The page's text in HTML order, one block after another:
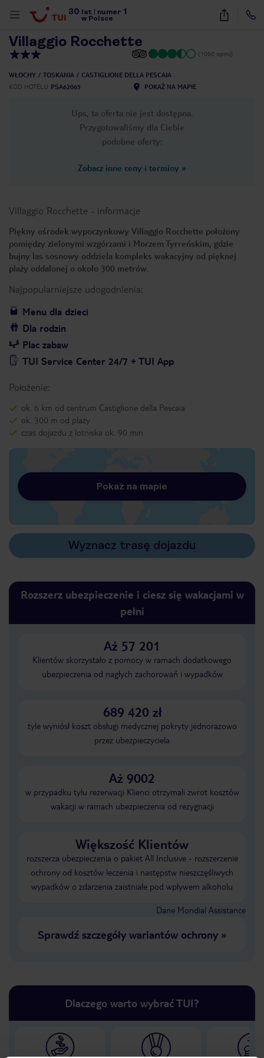
30 lat numer 1
w Polsce
58
Villaggio Rocchette
(1060 opinii)
WŁOCHY TOSKANIA
CASTIGLIONE DELLA PESCAIA
KOD HOTELU PSA62065 POKAŻ NA MAPIE
Ups, ta oferta nie jest dostępna.
Przygotowaliśmy dla Ciebie
podobne oferty:
Zobacz inne ceny i terminy »
Villaggio Rocchette - informacje
Piękny ośrodek wypoczynkowy Villaggio Rocchette położony
pomiędzy zielonymi wzgórzami i Morzem Tyrreńskim, gdzie
bujny las sosnowy oddziela kompleks wakacyjny od pięknej
plaży oddalonej o około 300 metrów.
Najpopularniejsze udogodnienia:
Menu dla dzieci
Dla rodzin
Plac zabaw
TUI Service Center 24/7 + TUI App
Położenie:
ok. 6 km od centrum Castiglione della Pescaia
ok. 300 m od plaży
czas dojazdu z lotniska ok. 90 min
Pokaż na mapie
Wyznacz trasę dojazdu
Rozszerz ubezpieczenie i ciesz się wakacjami w
pełni
Aż 57 201
Klientów skorzystało z pomocy w ramach dodatkowego
ubezpieczenia od nagłych zachorowań i wypadków
689 420 zł
tyle wyniósł koszt obsługi medycznej pokryty jednorazowo
przez ubezpieczyciela
Aż 9002
w przypadku tylu rezerwacji Klienci otrzymali zwrot kosztów
wakacji w ramach ubezpieczenia od rezygnacji
Większość Klientów
rozszerza ubezpieczenia o pakiet All Inclusive - rozszerzenie
ochrony od kosztów leczenia i następstw nieszczęśliwych
wypadków o zdarzenia zaistniałe pod wpływem alkoholu
Dane Mondial Assistance
Sprawdź szczegóły wariantów ochrony»
Dlaczego warto wybrać TUI?